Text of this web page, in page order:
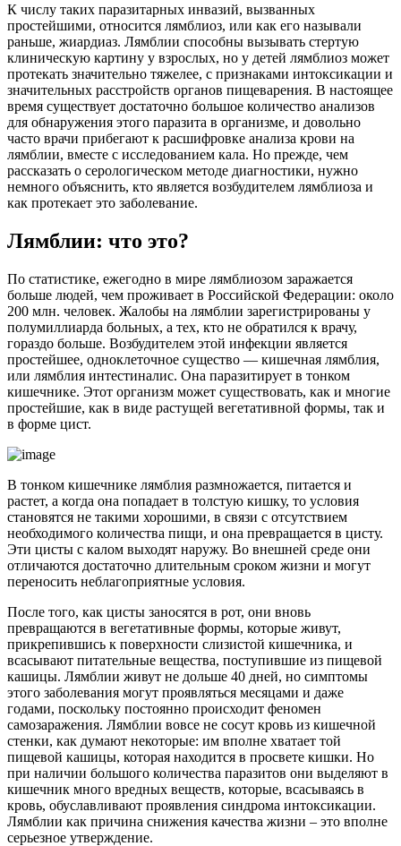
К числу таких паразитарных инвазий, вызванных
простейшими, относится лямблиоз, или как его называли
раньше, жиардиаз. Лямблии способны вызывать стертую
клиническую картину у взрослых, но у детей лямблиоз может
протекать значительно тяжелее, с признаками интоксикации и
значительных расстройств органов пищеварения. В настоящее
время существует достаточно большое количество анализов
для обнаружения этого паразита в организме, и довольно
часто врачи прибегают к расшифровке анализа крови на
лямблии, вместе с исследованием кала. Но прежде, чем
рассказать о серологическом методе диагностики, нужно
немного объяснить, кто является возбудителем лямблиоза и
как протекает это заболевание.
Лямблии: что это?
По статистике, ежегодно в мире лямблиозом заражается
больше людей, чем проживает в Российской Федерации: около
200 млн. человек. Жалобы на лямблии зарегистрированы у
полумиллиарда больных, а тех, кто не обратился к врачу,
гораздо больше. Возбудителем этой инфекции является
простейшее, одноклеточное существо — кишечная лямблия,
или лямблия интестиналис. Она паразитирует в тонком
кишечнике. Этот организм может существовать, как и многие
простейшие, как в виде растущей вегетативной формы, так и
в форме цист.
В тонком кишечнике лямблия размножается, питается и
растет, а когда она попадает в толстую кишку, то условия
становятся не такими хорошими, в связи с отсутствием
необходимого количества пищи, и она превращается в цисту.
Эти цисты с калом выходят наружу. Во внешней среде они
отличаются достаточно длительным сроком жизни и могут
переносить неблагоприятные условия.
После того, как цисты заносятся в рот, они вновь
превращаются в вегетативные формы, которые живут,
прикрепившись к поверхности слизистой кишечника, и
всасывают питательные вещества, поступившие из пищевой
кашицы. Лямблии живут не дольше 40 дней, но симптомы
этого заболевания могут проявляться месяцами и даже
годами, поскольку постоянно происходит феномен
самозаражения. Лямблии вовсе не сосут кровь из кишечной
стенки, как думают некоторые: им вполне хватает той
пищевой кашицы, которая находится в просвете кишки. Но
при наличии большого количества паразитов они выделяют в
кишечник много вредных веществ, которые, всасываясь в
кровь, обуславливают проявления синдрома интоксикации.
Лямблии как причина снижения качества жизни – это вполне
серьезное утверждение.